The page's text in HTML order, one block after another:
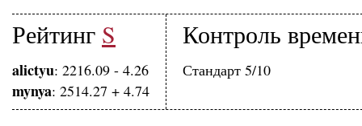
Рейтинг S
alictyu: 2216.09 - 4.26
mynya: 2514.27 + 4.74
Контроль
Стандарт 5/10